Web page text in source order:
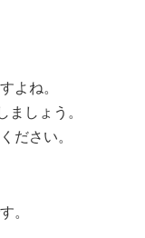
よね。
しょう。
ださい。
。